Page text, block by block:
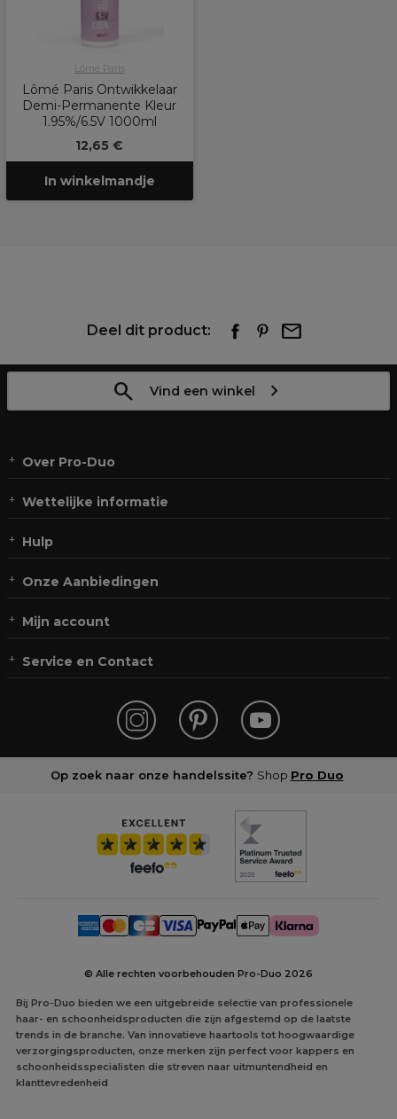
Lômé Paris
Lômé Paris Ontwikkelaar
Demi-Permanente Kleur
1.95%/6.5V 1000ml
12,65 €
In winkelmandje
Deel dit product:
Vind een winkel
Over Pro-Duo
Wettelijke informatie
Hulp
Onze Aanbiedingen
Mijn account
Service en Contact
Op zoek naar onze handelssite? Shop Pro Duo
© Alle rechten voorbehouden Pro-Duo 2026
Bij Pro-Duo bieden we een uitgebreide selectie van professionele
haar- en schoonheidsproducten die zijn afgestemd op de laatste
trends in de branche. Van innovatieve haartools tot hoogwaardige
verzorgingsproducten, onze merken zijn perfect voor kappers en
schoonheidsspecialisten die streven naar uitmuntendheid en
klanttevredenheid